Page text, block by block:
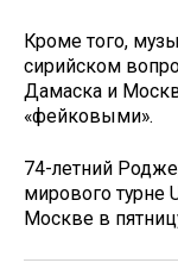
Кроме того,
сирийском
Дамаска и
«фейковыми».
74-летний
мирового турне
Москве в